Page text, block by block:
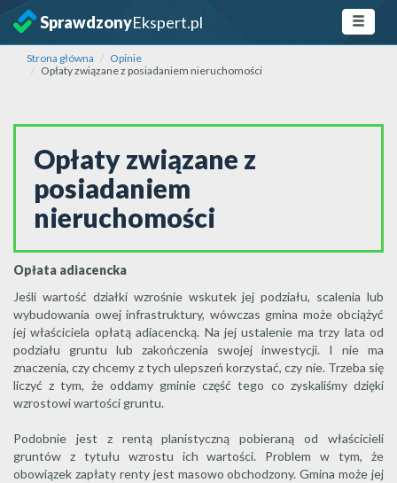
SprawdzonyEkspert.pl
Strona główna
Opinie
Opłaty związane z posiadaniem nieruchomości
Opłaty związane z
posiadaniem
nieruchomości
Opłata adiacencka
Jeśli wartość działki wzrośnie wskutek jej podziału, scalenia lub
wybudowania owej infrastruktury, wówczas gmina może obciążyć
jej właściciela opłatą adiacencką. Na jej ustalenie ma trzy lata od
podziału gruntu lub zakończenia swojej inwestycji. I nie ma
znaczenia, czy chcemy z tych ulepszeń korzystać, czy nie. Trzeba się
liczyć z tym, że oddamy gminie część tego co zyskaliśmy dzięki
wzrostowi wartości gruntu.
Podobnie jest z rentą planistyczną pobieraną od właścicieli
gruntów z tytułu wzrostu ich wartości. Problem w tym, że
obowiązek zapłaty renty jest masowo obchodzony. Gmina może jej